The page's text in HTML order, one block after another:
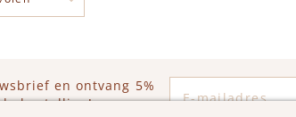
en ontvang 5%
bestelling!